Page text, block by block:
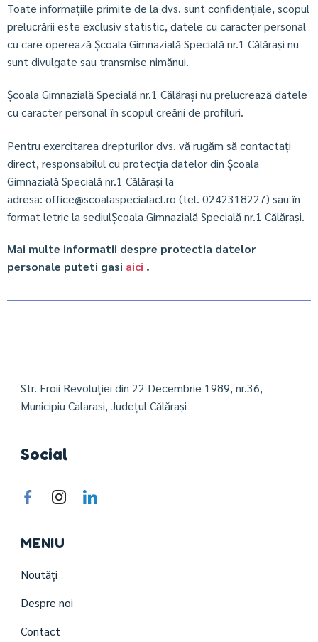
Toate informațiile primite de la dvs. sunt confidențiale, scopul
prelucrării este exclusiv statistic, datele cu caracter personal
cu care operează Școala Gimnazială Specială nr.1 Călărași nu
sunt divulgate sau transmise nimănui.
Școala Gimnazială Specială nr.1 Călărași nu prelucrează datele
cu caracter personal în scopul creării de profiluri.
Pentru exercitarea drepturilor dvs. vă rugăm să contactați
direct, responsabilul cu protecția datelor din Școala
Gimnazială Specială nr.1 Călărași la
adresa: office@scoalaspecialacl.ro (tel. 0242318227) sau în
format letric la sediulȘcoala Gimnazială Specială nr.1 Călărași.
Mai multe informatii despre protectia datelor
personale puteti gasi aici .
Str. Eroii Revoluției din 22 Decembrie 1989, nr.36,
Municipiu Calarasi, Județul Călărași
Social
MENIU
Noutăți
Despre noi
Contact